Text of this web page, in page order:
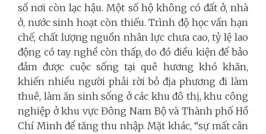
số nơi còn lạc hậu. Một số hộ không có đất ở, nhà
ở, nước sinh hoạt còn thiếu. Trình độ học vấn hạn
chế, chất lượng nguồn nhân lực chưa cao, tỷ lệ lao
động có tay nghề còn thấp, do đó điều kiện để bảo
đảm được cuộc sống tại quê hương khó khăn,
khiến nhiều người phải rời bỏ địa phương đi làm
thuê, làm ăn sinh sống ở các khu đô thị, khu công
nghiệp ở khu vực Đông Nam Bộ và Thành phố Hồ
Chí Minh để tăng thu nhập. Mặt khác, “sự mất cân